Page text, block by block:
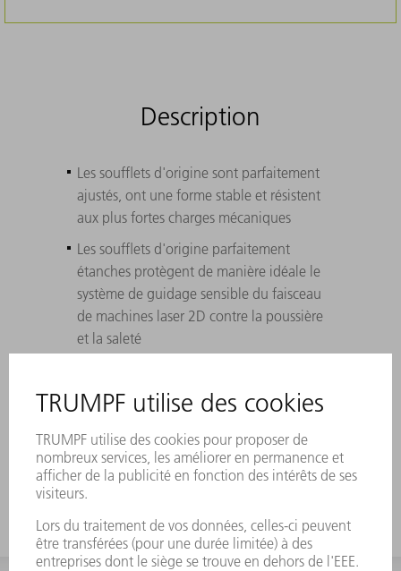
Description
Les soufflets d'origine sont parfaitement
ajustés, ont une forme stable et résistent
aux plus fortes charges mécaniques
Les soufflets d'origine parfaitement
étanches protègent de manière idéale le
système de guidage sensible du faisceau
de machines laser 2D contre la poussière
et la saleté
qualité, les soufflets à disques d'origine
atteignent une durée de vie maximale
(jusqu'à trois fois plus longue que les
soufflets carrés)